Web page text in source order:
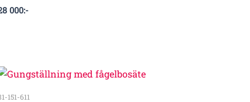
000:-
151-611